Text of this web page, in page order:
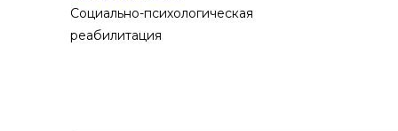
Социально-психологическая
реабилитация